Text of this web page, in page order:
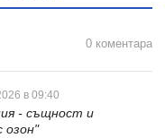
0 коментара
в 09:40
- същност и
озон"